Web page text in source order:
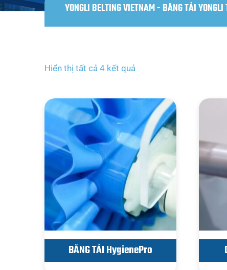
YONGLI BELTING VIETNAM - BĂNG TẢI
Hiển thị tất cả 4 kết quả
BĂNG TẢI HygienePro